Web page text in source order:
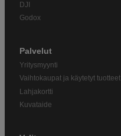
DJI
Godox
Palvelut
Yritysmyynti
Vaihtokaupat ja käytetyt tuotteet
Lahjakortti
Kuvataide